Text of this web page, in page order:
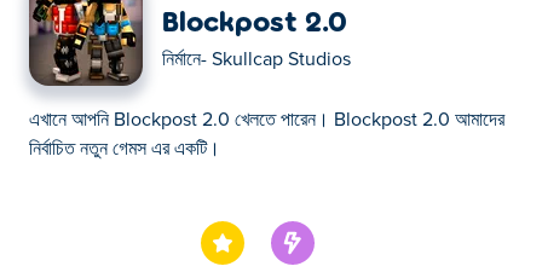
Blockpost 2.0
নির্মানে- Skullcap Studios
এখানে আপনি Blockpost 2.0 খেলতে পারেন। Blockpost 2.0 আমাদের
নির্বাচিত নতুন গেমস এর একটি।